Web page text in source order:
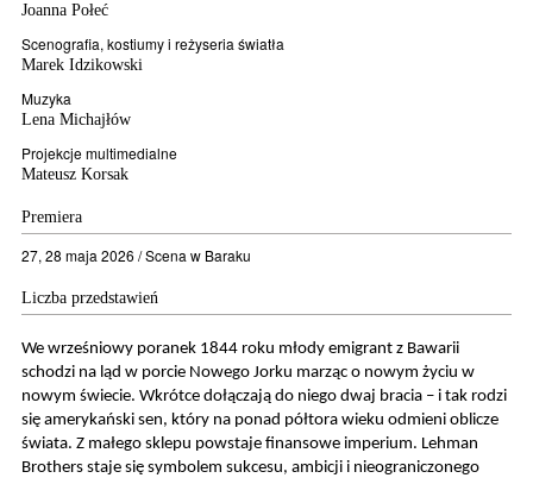
Joanna Połeć
Scenografia, kostiumy i reżyseria światła
Marek Idzikowski
Muzyka
Lena Michajłów
Projekcje multimedialne
Mateusz Korsak
Premiera
27, 28 maja 2026 / Scena w Baraku
Liczba przedstawień
We wrześniowy poranek 1844 roku młody emigrant z Bawarii
schodzi na ląd w porcie Nowego Jorku marząc o nowym życiu w
nowym świecie. Wkrótce dołączają do niego dwaj bracia – i tak rodzi
się amerykański sen, który na ponad półtora wieku odmieni oblicze
świata. Z małego sklepu powstaje finansowe imperium. Lehman
Brothers staje się symbolem sukcesu, ambicji i nieograniczonego